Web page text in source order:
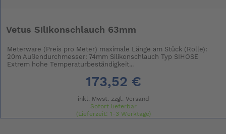
Vetus Silikonschlauch 63mm
Meterware (Preis pro Meter) maximale Länge am Stück (Rolle):
20m Außendurchmesser: 74mm Silikonschlauch Typ SIHOSE
Extrem hohe Temperaturbeständigkeit...
173,52 €
inkl. Mwst. zzgl. Versand
Sofort lieferbar
(Lieferzeit: 1-3 Werktage)